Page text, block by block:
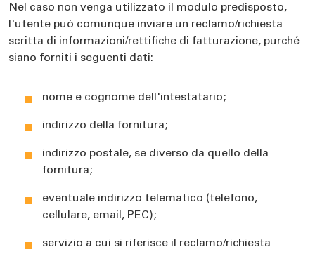
Nel caso non venga utilizzato il modulo predisposto,
l'utente può comunque inviare un reclamo/richiesta
scritta di informazioni/rettifiche di fatturazione, purché
siano forniti i seguenti dati:
nome e cognome dell'intestatario;
indirizzo della fornitura;
indirizzo postale, se diverso da quello della
fornitura;
eventuale indirizzo telematico (telefono,
cellulare, email, PEC);
servizio a cui si riferisce il reclamo/richiesta